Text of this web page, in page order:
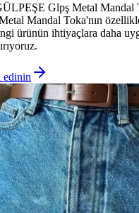
Glpş Metal Mandal
Mandal Toka'nın
ürünün ihtiyaçlara daha
edinin